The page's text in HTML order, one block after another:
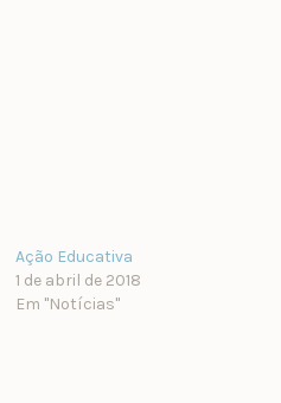
Ação Educativa
1 de abril de 2018
Em "Notícias"